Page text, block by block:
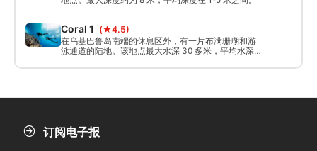
Coral 1
(★4.5)
在乌基巴鲁岛南端的休息区外，有一片布满珊瑚和游
泳通道的陆地。该地点最大水深 30 多米，平均水深
10-20 米。
订阅电子报